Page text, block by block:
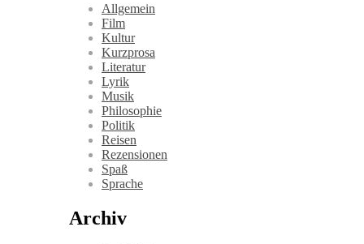
Allgemein
Film
Kultur
Kurzprosa
Literatur
Lyrik
Musik
Philosophie
Politik
Reisen
Rezensionen
Spaß
Sprache
Archiv